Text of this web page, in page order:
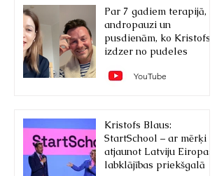
Par 7 gadiem terapijā,
andropauzi un
pusdienām, ko Kristofs
izdzer no pudeles
YouTube
Kristofs Blaus:
StartSchool – ar mērķi
atjaunot Latviju Eiropas
labklājības priekšgalā